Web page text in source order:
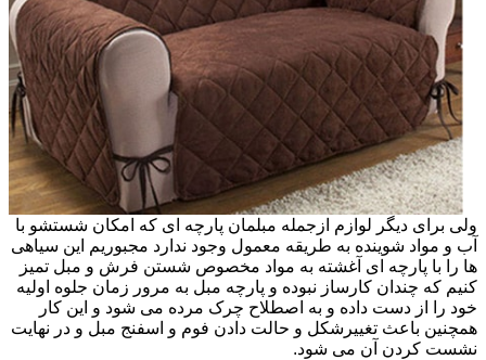
ولی برای دیگر لوازم ازجمله مبلمان پارچه ای که امکان شستشو با
آب و مواد شوینده به طریقه معمول وجود ندارد مجبوریم این سیاهی
ها را با پارچه ای آغشته به مواد مخصوص شستن فرش و مبل تمیز
کنیم که چندان کارساز نبوده و پارچه مبل به مرور زمان جلوه اولیه
خود را از دست داده و به اصطلاح چرک مرده می شود و این کار
همچنین باعث تغییرشکل و حالت دادن فوم و اسفنج مبل و در نهایت
نشست کردن آن می شود.